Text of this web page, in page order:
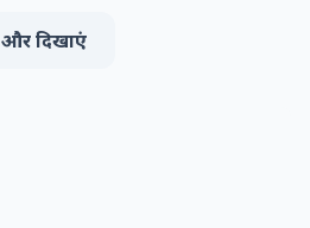
और दिखाएं